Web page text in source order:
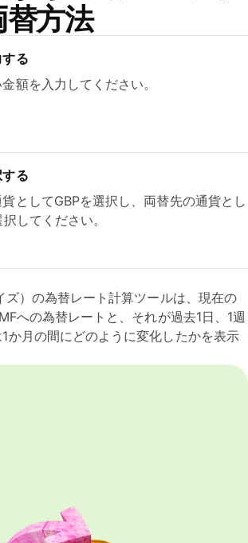
方法
る
額を入力してください。
る
としてGBPを選択し、両替先の通貨とし
してください。
ズ）の為替レート計算ツールは、現在の
への為替レートと、それが過去1日、1週
か月の間にどのように変化したかを表示